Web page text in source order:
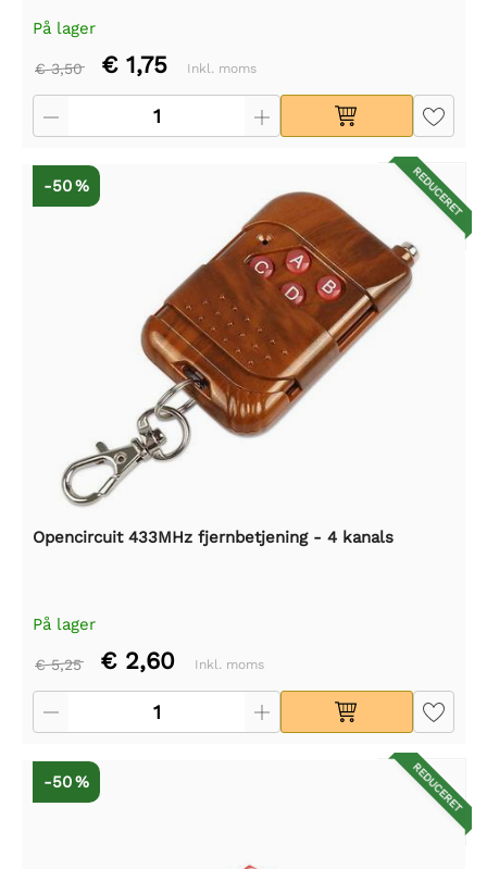
På lager
€ 3,50 € 1,75 Inkl. moms
REDUCERET
-50 %
Opencircuit 433MHz fjernbetjening - 4 kanals
På lager
€ 5,25 € 2,60 Inkl. moms
REDUCERET
-50 %